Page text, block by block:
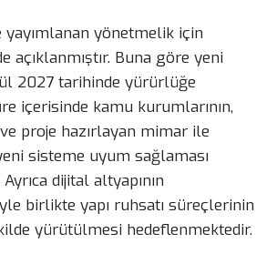
yayımlanan yönetmelik için
açıklanmıştır. Buna göre yeni
2027 tarihinde yürürlüğe
içerisinde kamu kurumlarının,
proje hazırlayan mimar ile
sisteme uyum sağlaması
dijital altyapının
birlikte yapı ruhsatı süreçlerinin
yürütülmesi hedeflenmektedir.